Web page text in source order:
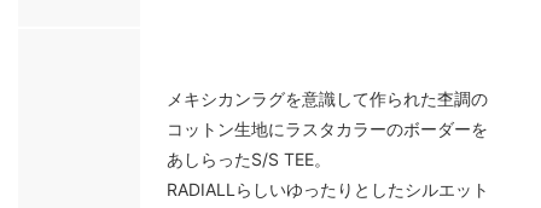
メキシカンラグを意識して作られた杢調の
コットン生地にラスタカラーのボーダーを
あしらったS/S TEE。
RADIALLらしいゆったりとしたシルエット